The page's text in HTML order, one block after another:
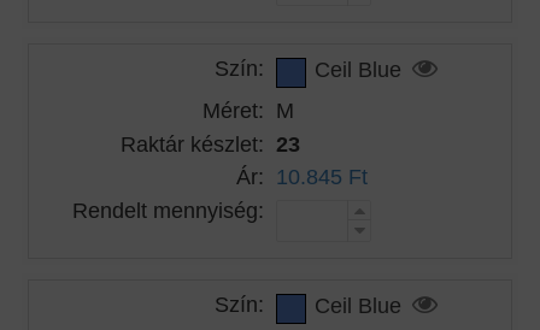
Szín:
Ceil Blue
Méret: M
Raktár készlet: 23
Ár: 10.845 Ft
Rendelt mennyiség:
Szín:
Ceil Blue